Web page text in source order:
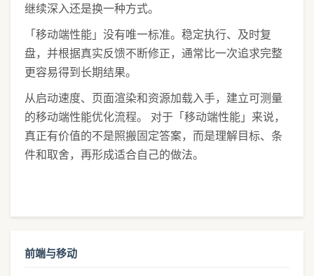
继续深入还是换一种方式。
「移动端性能」没有唯一标准。稳定执行、及时复
盘，并根据真实反馈不断修正，通常比一次追求完整
更容易得到长期结果。
从启动速度、页面渲染和资源加载入手，建立可测量
的移动端性能优化流程。 对于「移动端性能」来说，
真正有价值的不是照搬固定答案，而是理解目标、条
件和取舍，再形成适合自己的做法。
前端与移动